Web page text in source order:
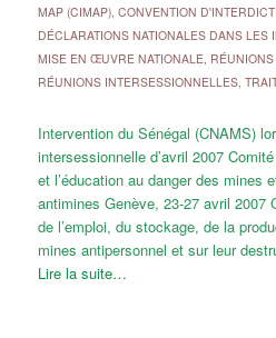
MAP (CIMAP), CONVENTION
DÉCLARATIONS NATIONALES DANS LES
MISE EN ŒUVRE NATIONALE,
RÉUNIONS INTERSESSIONNELLES,
Intervention du Sénégal (CNAMS)
intersessionnelle d’avril 2007
et l’éducation au danger des mines
antimines Genève, 23-27 avril 2007
de l’emploi, du stockage, de la
mines antipersonnel et sur leur
Lire la suite…